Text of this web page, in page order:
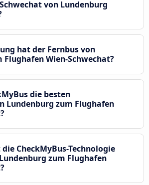
von Lundenburg
hat der Fernbus von
Flughafen Wien-Schwechat?
die besten
Lundenburg zum Flughafen
CheckMyBus-Technologie
zum Flughafen